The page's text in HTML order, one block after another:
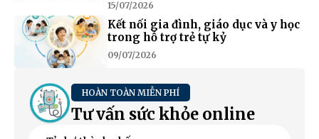
15/07/2026
Kết nối gia đình, giáo dục và y học
trong hỗ trợ trẻ tự kỷ
09/07/2026
HOÀN TOÀN MIỄN PHÍ
Tư vấn sức khỏe online